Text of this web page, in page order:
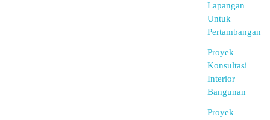
Lapangan
Untuk
Pertambangan
Proyek
Konsultasi
Interior
Bangunan
Proyek